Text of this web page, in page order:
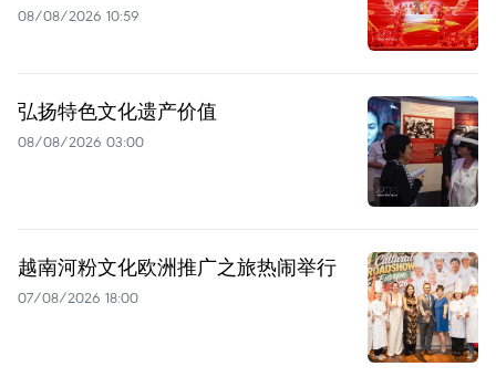
08/08/2026 10:59
弘扬特色文化遗产价值
08/08/2026 03:00
越南河粉文化欧洲推广之旅热闹举行
07/08/2026 18:00